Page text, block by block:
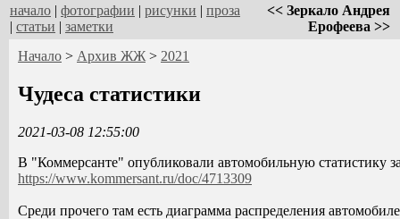
начало | фотографии | рисунки | проза
| статьи | заметки
<< Зеркало Андрея
Ерофеева >>
Начало > Архив ЖЖ > 2021
Чудеса статистики
2021-03-08 12:55:00
В "Коммерсанте" опубликовали автомобильную статистику
https://www.kommersant.ru/doc/4713309
Среди прочего там есть диаграмма распределения